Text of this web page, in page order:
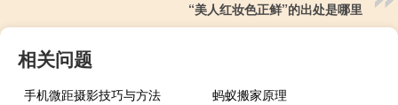
“美人红妆色正鲜”的出处是哪里
相关问题
手机微距摄影技巧与方法 蚂蚁搬家原理